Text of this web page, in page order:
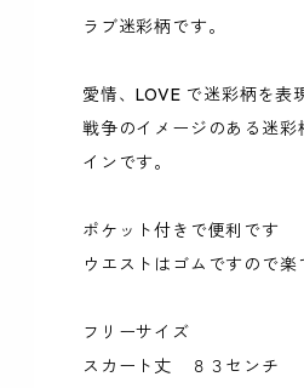
ラブ迷彩柄です。
愛情、LOVE で迷彩柄を表
戦争のイメージのある迷
インです。
ポケット付きで便利です
ウエストはゴムですので
フリーサイズ
スカート丈 ８３センチ